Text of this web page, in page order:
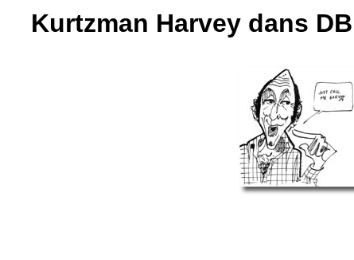
Kurtzman Harvey dans